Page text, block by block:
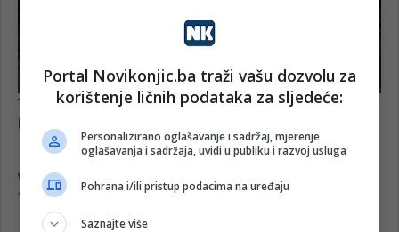
Portal Novikonjic.ba traži vašu dozvolu za
korištenje ličnih podataka za sljedeće:
Personalizirano oglašavanje i sadržaj, mjerenje
oglašavanja i sadržaja, uvidi u publiku i razvoj usluga
Pohrana i/ili pristup podacima na uređaju
Saznajte više